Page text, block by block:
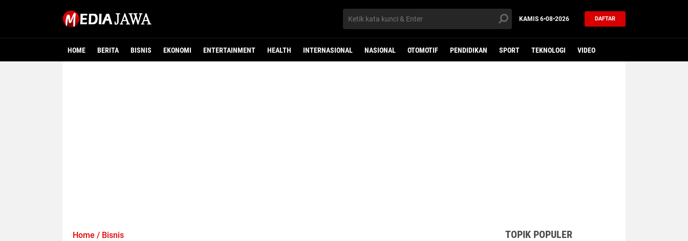
KAMIS 6•08•2026 DAFTAR
HOME BERITA BISNIS EKONOMI ENTERTAINMENT HEALTH INTERNASIONAL NASIONAL OTOMOTIF PENDIDIKAN SPORT TEKNOLOGI VIDEO
Home / Bisnis TOPIK POPULER